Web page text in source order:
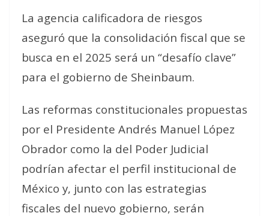
La agencia calificadora de riesgos
aseguró que la consolidación fiscal que se
busca en el 2025 será un “desafío clave”
para el gobierno de Sheinbaum.
Las reformas constitucionales propuestas
por el Presidente Andrés Manuel López
Obrador como la del Poder Judicial
podrían afectar el perfil institucional de
México y, junto con las estrategias
fiscales del nuevo gobierno, serán